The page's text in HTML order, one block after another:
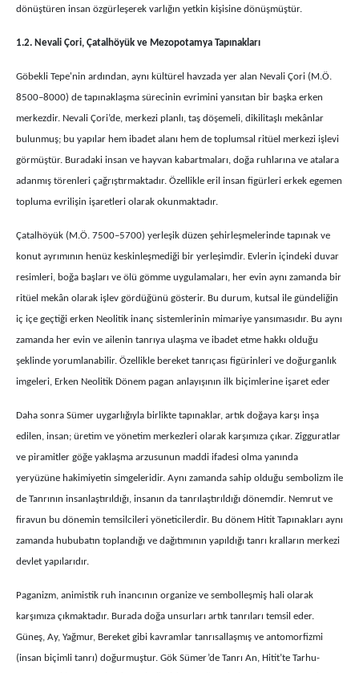
dönüştüren insan özgürleşerek varlığın yetkin kişisine dönüşmüştür.
1.2. Nevali Çori, Çatalhöyük ve Mezopotamya Tapınakları
Göbekli Tepe'nin ardından, aynı kültürel havzada yer alan Nevali Çori (M.Ö.
8500–8000) de tapınaklaşma sürecinin evrimini yansıtan bir başka erken
merkezdir. Nevali Çori’de, merkezi planlı, taş döşemeli, dikilitaşlı mekânlar
bulunmuş; bu yapılar hem ibadet alanı hem de toplumsal ritüel merkezi işlevi
görmüştür. Buradaki insan ve hayvan kabartmaları, doğa ruhlarına ve atalara
adanmış törenleri çağrıştırmaktadır. Özellikle eril insan figürleri erkek egemen
topluma evrilişin işaretleri olarak okunmaktadır.
Çatalhöyük (M.Ö. 7500–5700) yerleşik düzen şehirleşmelerinde tapınak ve
konut ayrımının henüz keskinleşmediği bir yerleşimdir. Evlerin içindeki duvar
resimleri, boğa başları ve ölü gömme uygulamaları, her evin aynı zamanda bir
ritüel mekân olarak işlev gördüğünü gösterir. Bu durum, kutsal ile gündeliğin
iç içe geçtiği erken Neolitik inanç sistemlerinin mimariye yansımasıdır. Bu aynı
zamanda her evin ve ailenin tanrıya ulaşma ve ibadet etme hakkı olduğu
şeklinde yorumlanabilir. Özellikle bereket tanrıçası figürinleri ve doğurganlık
imgeleri, Erken Neolitik Dönem pagan anlayışının ilk biçimlerine işaret eder
Daha sonra Sümer uygarlığıyla birlikte tapınaklar, artık doğaya karşı inşa
edilen, insan; üretim ve yönetim merkezleri olarak karşımıza çıkar. Zigguratlar
ve piramitler göğe yaklaşma arzusunun maddi ifadesi olma yanında
yeryüzüne hakimiyetin simgeleridir. Aynı zamanda sahip olduğu sembolizm ile
de Tanrının insanlaştırıldığı, insanın da tanrılaştırıldığı dönemdir. Nemrut ve
firavun bu dönemin temsilcileri yöneticilerdir. Bu dönem Hitit Tapınakları aynı
zamanda hububatın toplandığı ve dağıtımının yapıldığı tanrı kralların merkezi
devlet yapılarıdır.
Paganizm, animistik ruh inancının organize ve sembolleşmiş hali olarak
karşımıza çıkmaktadır. Burada doğa unsurları artık tanrıları temsil eder.
Güneş, Ay, Yağmur, Bereket gibi kavramlar tanrısallaşmış ve antomorfizmi
(insan biçimli tanrı) doğurmuştur. Gök Sümer’de Tanrı An, Hitit’te Tarhu-